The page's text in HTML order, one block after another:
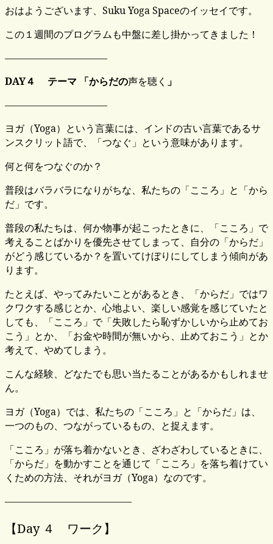
おはようございます、Suku Yoga Spaceのイッセイです。
この１週間のプログラムも中盤に差し掛かってきました！
——————————–
DAY４ テーマ 「からだの声を聴く 」
——————————–
ヨガ（Yoga）という言葉には、インドの古い言葉であるサ
ンスクリット語で、「つなぐ」という意味があります。
何と何をつなぐのか？
普段はバラバラになりがちな、私たちの「こころ」と「から
だ」です。
普段の私たちは、何か物事が起こったときに、「こころ」で
考えることばかりを優先させてしまって、自分の「からだ」
がどう感じているか？を置いてけぼりにしてしまう傾向があ
ります。
たとえば、やってみたいことがあるとき、「からだ」ではワ
クワクする感じとか、心地よい、楽しい感覚を感じていたと
しても、「こころ」で「失敗したら恥ずかしいから止めてお
こう」とか、「お金や時間が無いから、止めておこう」とか
考えて、やめてしまう。
こんな経験、どなたでも思い当たることがあるかもしれませ
ん。
ヨガ（Yoga）では、私たちの「こころ」と「からだ」は、
一つのもの、つながっているもの、と捉えます。
「こころ」が落ち着かないとき、ざわざわしているときに、
「からだ」を動かすことを通じて「こころ」を落ち着けてい
くための方法、それがヨガ（Yoga）なのです。
—————————————
【Day ４ ワーク】